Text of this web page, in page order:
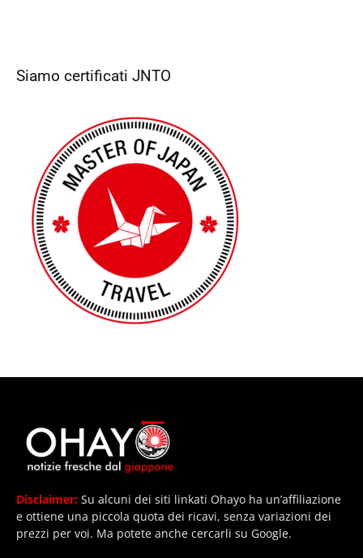
Siamo certificati JNTO
Disclaimer: Su alcuni dei siti linkati Ohayo ha un’affiliazione
e ottiene una piccola quota dei ricavi, senza variazioni dei
prezzi per voi. Ma potete anche cercarli su Google.